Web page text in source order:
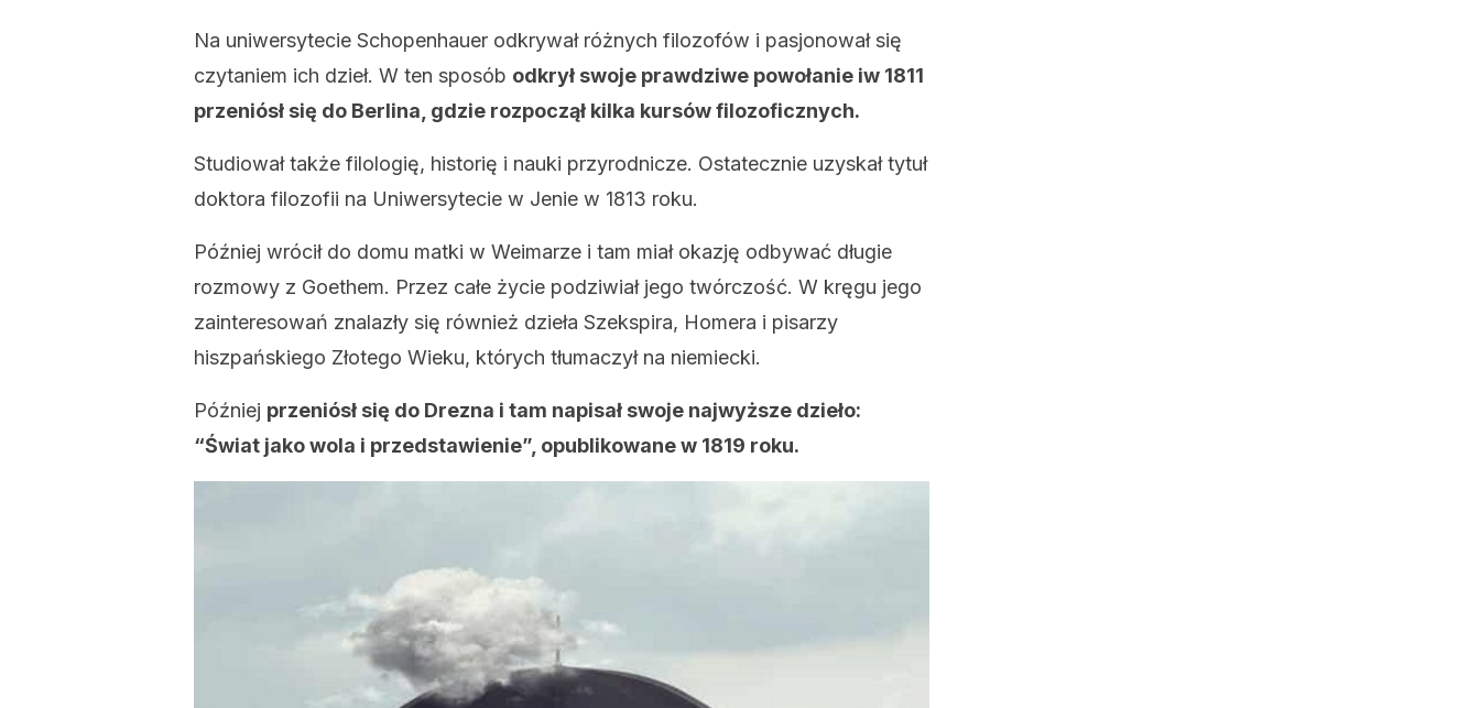
Na uniwersytecie Schopenhauer odkrywał różnych filozofów i pasjonował się
czytaniem ich dzieł. W ten sposób odkrył swoje prawdziwe powołanie iw 1811
przeniósł się do Berlina, gdzie rozpoczął kilka kursów filozoficznych.
Studiował także filologię, historię i nauki przyrodnicze. Ostatecznie uzyskał tytuł
doktora filozofii na Uniwersytecie w Jenie w 1813 roku.
Później wrócił do domu matki w Weimarze i tam miał okazję odbywać długie
rozmowy z Goethem. Przez całe życie podziwiał jego twórczość. W kręgu jego
zainteresowań znalazły się również dzieła Szekspira, Homera i pisarzy
hiszpańskiego Złotego Wieku, których tłumaczył na niemiecki.
Później przeniósł się do Drezna i tam napisał swoje najwyższe dzieło:
“Świat jako wola i przedstawienie”, opublikowane w 1819 roku.